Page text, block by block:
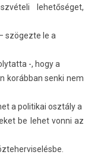
lehetőséget,
szögezte le a
-, hogy a
korábban senki nem
a politikai osztály a
be lehet vonni az